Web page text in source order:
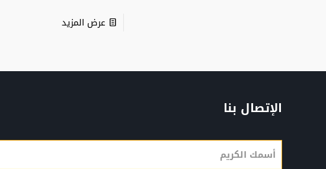
عرض المزيد
الإتصال بنا